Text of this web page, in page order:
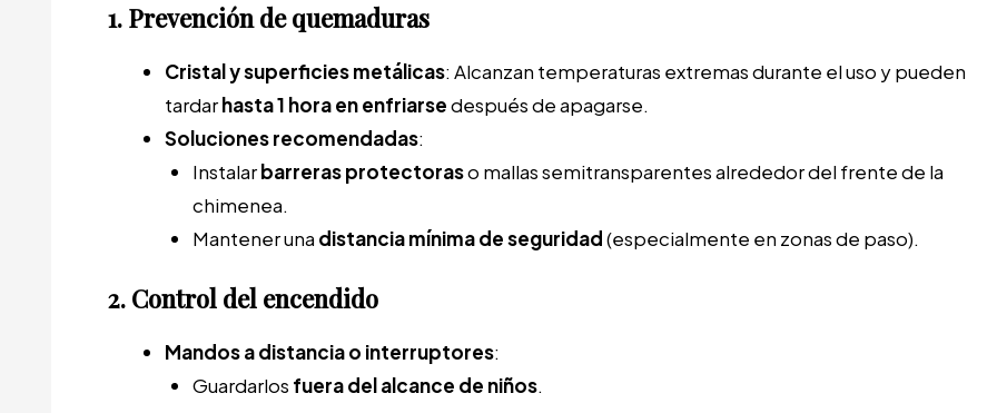
1. Prevención de quemaduras
Cristal y superficies metálicas: Alcanzan temperaturas extremas durante el uso y pueden
tardarhasta 1 hora en enfriarsedespués de apagarse.
Soluciones recomendadas:
Instalarbarreras protectoraso mallas semitransparentes alrededor del frente de la
chimenea.
Mantener una distancia mínima de seguridad(especialmente en zonas de paso).
2. Control del encendido
Mandos a distancia o interruptores:
Guardarlos fuera del alcance de niños.